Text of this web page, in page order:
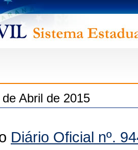
Abril de 2015
Diário Oficial nº.